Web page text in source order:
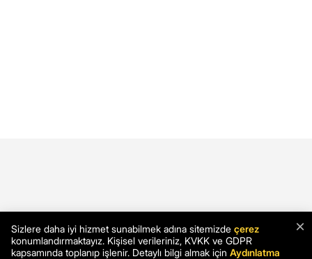
×
Sizlere daha iyi hizmet sunabilmek adına sitemizde çerez
konumlandırmaktayız. Kişisel verileriniz, KVKK ve GDPR
kapsamında toplanıp işlenir. Detaylı bilgi almak için Aydınlatma